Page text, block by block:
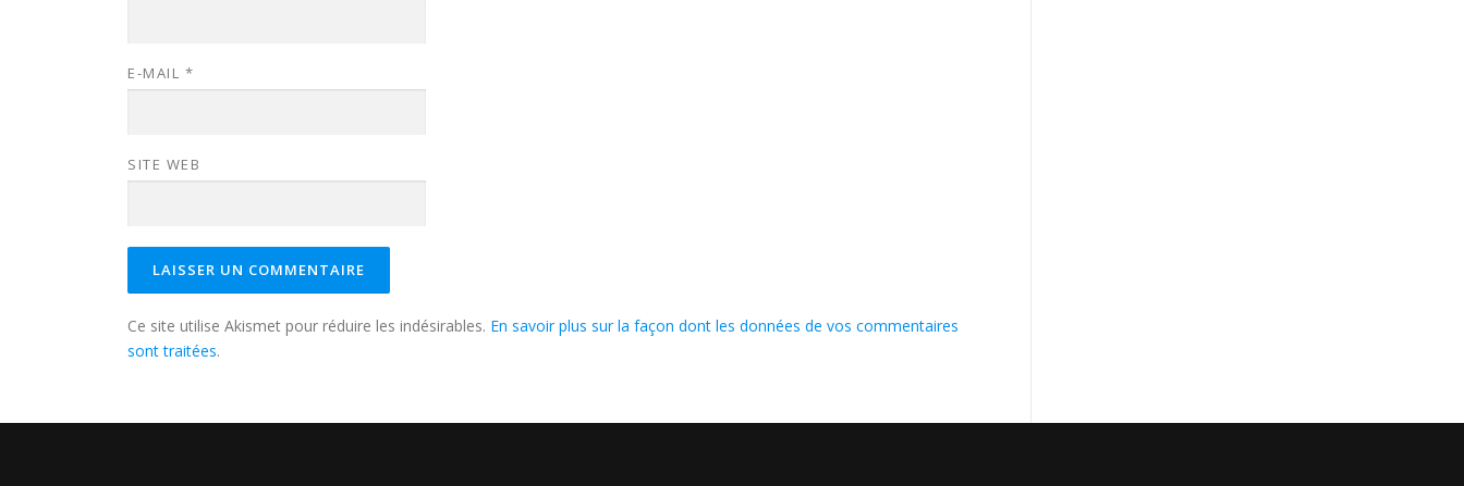
E-MAIL *
SITE WEB
Ce site utilise Akismet pour réduire les indésirables. En savoir plus sur la façon dont les données de vos commentaires
sont traitées.